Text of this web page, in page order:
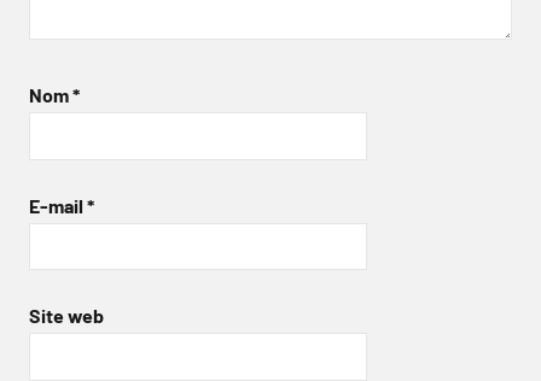
Nom*
E-mail *
Site web